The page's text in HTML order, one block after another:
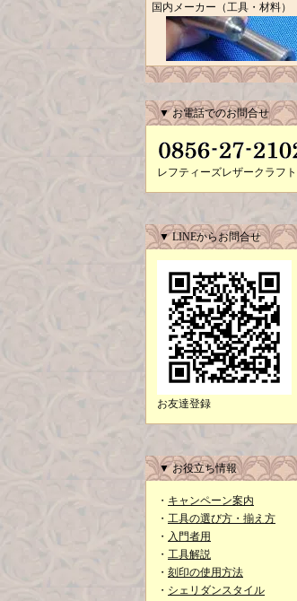
国内メーカー（工具・材料）
▼ お電話でのお問合せ
レフティーズレザークラフト
▼ LINEからお問合せ
お友達登録
▼ お役立ち情報
・ キャンペーン案内
・ 工具の選び方・揃え方
・ 入門者用
・ 工具解説
・ 刻印の使用方法
・ シェリダンスタイル